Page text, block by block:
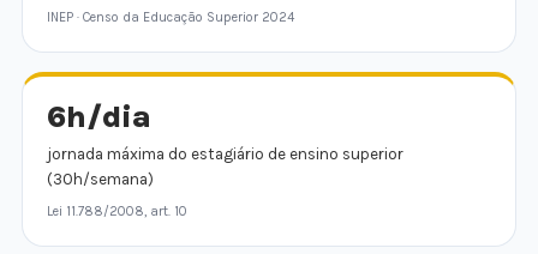
INEP · Censo da Educação Superior 2024
6h/dia
jornada máxima do estagiário de ensino superior
(30h/semana)
Lei 11.788/2008, art. 10